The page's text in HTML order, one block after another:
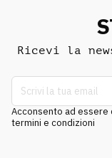
Ricevi la
Acconsento ad
termini e condizioni